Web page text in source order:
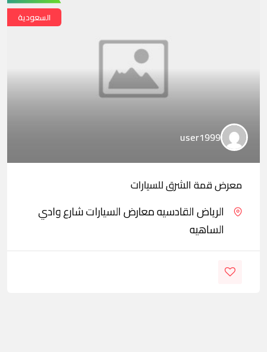
السعودية
user1999
معرض قمة الشرق للسيارات
الرياض القادسيه معارض السيارات شارع وادي
الساهيه